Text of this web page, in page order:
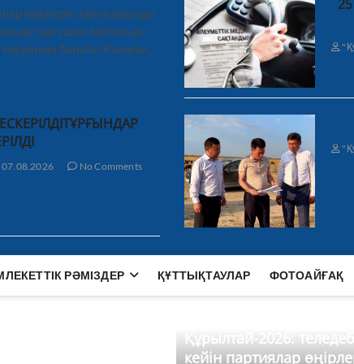
өңірлерге қайта оралды
үшін» мобильді
бағыты Ұзынкөл,
07.08.2026 No Comments
РӘМІЗДЕР ҚҰТТЫҚТАУЛАР ФОТОАЙҒАҚ
Құрылтай-2026:
кейін партиялар